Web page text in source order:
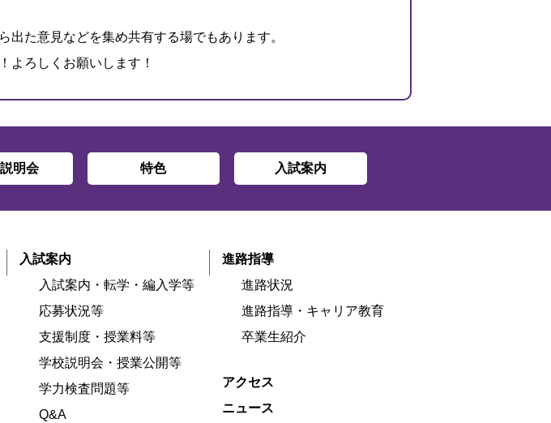
た意見などを集め共有する場でもあります。
よろしくお願いします！
明会 特色 入試案内
入試案内
入試案内・転学・編入学等
応募状況等
支援制度・授業料等
学校説明会・授業公開等
学力検査問題等
Q&A
進路指導
進路状況
進路指導・キャリア教育
卒業生紹介
アクセス
ニュース